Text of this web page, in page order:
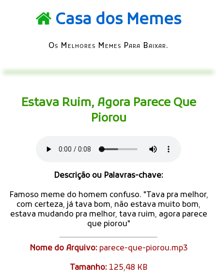
Casa dos Memes
Os Melhores Memes Para Baixar.
Estava Ruim, Agora Parece Que
Piorou
Descrição ou Palavras-chave:
Famoso meme do homem confuso. "Tava pra melhor,
com certeza, já tava bom, não estava muito bom,
estava mudando pra melhor, tava ruim, agora parece
que piorou"
Nome do Arquivo:parece-que-piorou.mp3
Tamanho:125,48 KB